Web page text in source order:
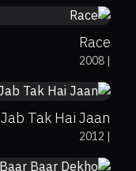
Race
|
2008
6.7
Jab Tak Hai Jaan
|
2012
5.3
43%